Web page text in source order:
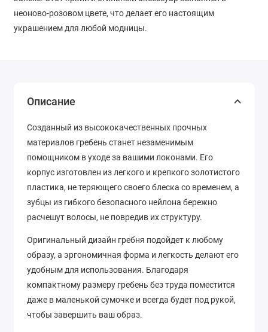
неоново-розовом цвете, что делает его настоящим
украшением для любой модницы.
Описание
Созданный из высококачественных прочных
материалов гребень станет незаменимым
помощником в уходе за вашими локонами. Его
корпус изготовлен из легкого и крепкого золотистого
пластика, не теряющего своего блеска со временем, а
зубцы из гибкого безопасного нейлона бережно
расчешут волосы, не повредив их структуру.
Оригинальный дизайн гребня подойдет к любому
образу, а эргономичная форма и легкость делают его
удобным для использования. Благодаря
компактному размеру гребень без труда поместится
даже в маленькой сумочке и всегда будет под рукой,
чтобы завершить ваш образ.